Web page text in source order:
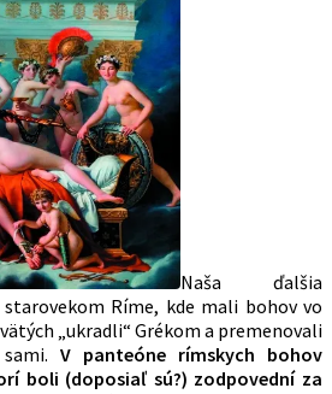
Naša ďalšia
Ríme, kde mali bohov vo
„ukradli“ Grékom a premenovali
V panteóne rímskych bohov
boli (doposiaľ sú?) zodpovední za